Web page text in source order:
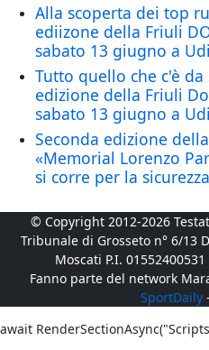
Alla scoperta dei top
ediizone della Friuli
sabato 13 giugno a
Tutto quello che c'è
edizione della Friuli
sabato 13 giugno a
Seconda edizione
«Memorial Lorenzo
si corre per la
© Copyright 2012-2026
Tribunale di Grosseto n° 6/13
Moscati P.I.
Fanno parte del network
SportDaily -
await